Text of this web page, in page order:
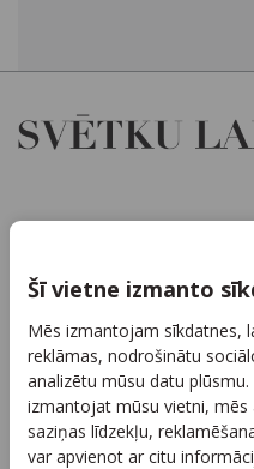
Šī vietne izmanto
Mēs izmantojam sīkdatnes,
reklāmas, nodrošinātu
analizētu mūsu datu
izmantojat mūsu vietni,
saziņas līdzekļu,
var apvienot ar citu
Reklāma
Arhīvs
Sadarbība
Autortiesības
Privātuma politika